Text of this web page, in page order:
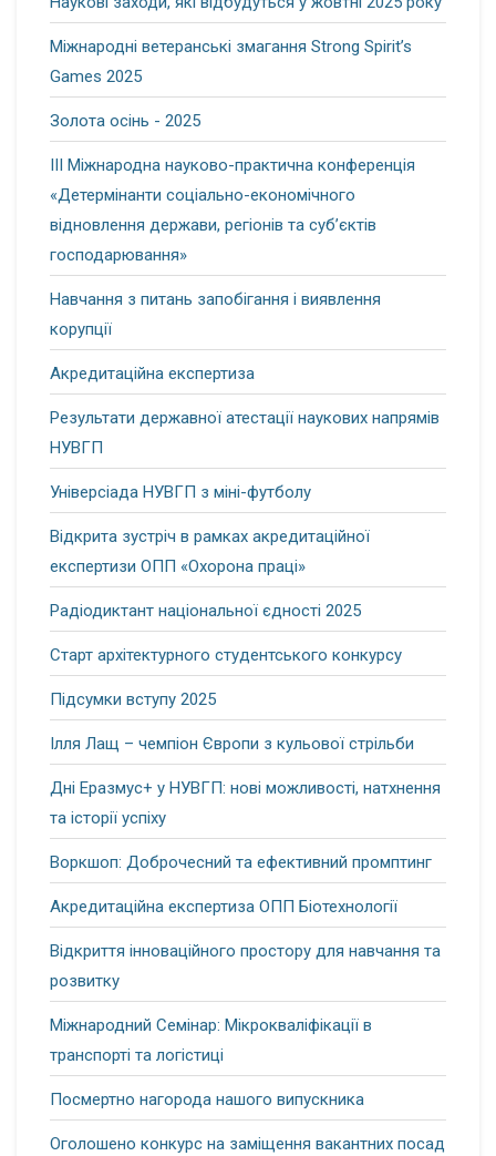
Міжнародні ветеранські змагання Strong Spirit’s
Games 2025
Золота осінь - 2025
ІІІ Міжнародна науково-практична конференція
«Детермінанти соціально-економічного
відновлення держави, регіонів та суб’єктів
господарювання»
Навчання з питань запобігання і виявлення
корупції
Акредитаційна експертиза
Результати державної атестації наукових напрямів
НУВГП
Універсіада НУВГП з міні-футболу
Відкрита зустріч в рамках акредитаційної
експертизи ОПП «Охорона праці»
Радіодиктант національної єдності 2025
Старт архітектурного студентського конкурсу
Підсумки вступу 2025
Ілля Лащ – чемпіон Європи з кульової стрільби
Дні Еразмус+ у НУВГП: нові можливості, натхнення
та історії успіху
Воркшоп: Доброчесний та ефективний промптинг
Акредитаційна експертиза ОПП Біотехнології
Відкриття інноваційного простору для навчання та
розвитку
Міжнародний Семінар: Мікрокваліфікації в
транспорті та логістиці
Посмертно нагорода нашого випускника
Оголошено конкурс на заміщення вакантних посад